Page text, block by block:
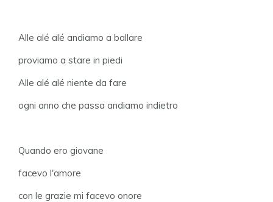
Alle alé alé andiamo a ballare
proviamo a stare in piedi
Alle alé alé niente da fare
ogni anno che passa andiamo indietro
Quando ero giovane
facevo l'amore
con le grazie mi facevo onore